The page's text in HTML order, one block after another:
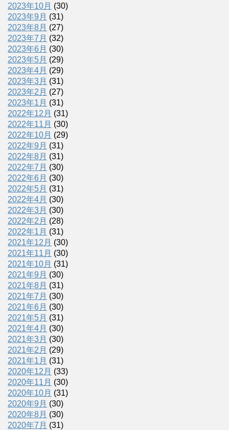
2023年10月 (30)
2023年9月 (31)
2023年8月 (27)
2023年7月 (32)
2023年6月 (30)
2023年5月 (29)
2023年4月 (29)
2023年3月 (31)
2023年2月 (27)
2023年1月 (31)
2022年12月 (31)
2022年11月 (30)
2022年10月 (29)
2022年9月 (31)
2022年8月 (31)
2022年7月 (30)
2022年6月 (30)
2022年5月 (31)
2022年4月 (30)
2022年3月 (30)
2022年2月 (28)
2022年1月 (31)
2021年12月 (30)
2021年11月 (30)
2021年10月 (31)
2021年9月 (30)
2021年8月 (31)
2021年7月 (30)
2021年6月 (30)
2021年5月 (31)
2021年4月 (30)
2021年3月 (30)
2021年2月 (29)
2021年1月 (31)
2020年12月 (33)
2020年11月 (30)
2020年10月 (31)
2020年9月 (30)
2020年8月 (30)
2020年7月 (31)